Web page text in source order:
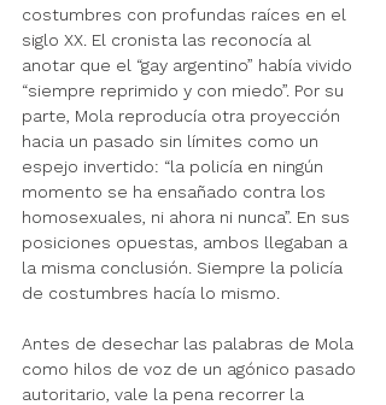
costumbres con profundas raíces en el
siglo XX. El cronista las reconocía al
anotar que el “gay argentino” había vivido
“siempre reprimido y con miedo”. Por su
parte, Mola reproducía otra proyección
hacia un pasado sin límites como un
espejo invertido: “la policía en ningún
momento se ha ensañado contra los
homosexuales, ni ahora ni nunca”. En sus
posiciones opuestas, ambos llegaban a
la misma conclusión. Siempre la policía
de costumbres hacía lo mismo.
Antes de desechar las palabras de Mola
como hilos de voz de un agónico pasado
autoritario, vale la pena recorrer la